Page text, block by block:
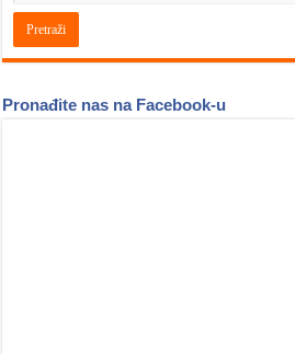
Pronađite nas na Facebook-u